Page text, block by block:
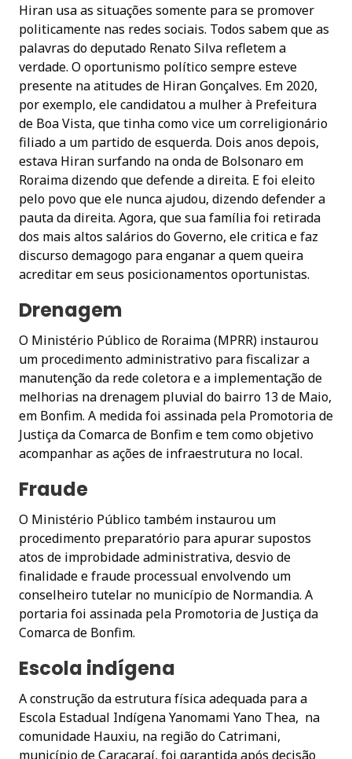
Hiran usa as situações somente para se promover
politicamente nas redes sociais. Todos sabem que as
palavras do deputado Renato Silva refletem a
verdade. O oportunismo político sempre esteve
presente na atitudes de Hiran Gonçalves. Em 2020,
por exemplo, ele candidatou a mulher à Prefeitura
de Boa Vista, que tinha como vice um correligionário
filiado a um partido de esquerda. Dois anos depois,
estava Hiran surfando na onda de Bolsonaro em
Roraima dizendo que defende a direita. E foi eleito
pelo povo que ele nunca ajudou, dizendo defender a
pauta da direita. Agora, que sua família foi retirada
dos mais altos salários do Governo, ele critica e faz
discurso demagogo para enganar a quem queira
acreditar em seus posicionamentos oportunistas.
Drenagem
O Ministério Público de Roraima (MPRR) instaurou
um procedimento administrativo para fiscalizar a
manutenção da rede coletora e a implementação de
melhorias na drenagem pluvial do bairro 13 de Maio,
em Bonfim. A medida foi assinada pela Promotoria de
Justiça da Comarca de Bonfim e tem como objetivo
acompanhar as ações de infraestrutura no local.
Fraude
O Ministério Público também instaurou um
procedimento preparatório para apurar supostos
atos de improbidade administrativa, desvio de
finalidade e fraude processual envolvendo um
conselheiro tutelar no município de Normandia. A
portaria foi assinada pela Promotoria de Justiça da
Comarca de Bonfim.
Escola indígena
A construção da estrutura física adequada para a
Escola Estadual Indígena Yanomami Yano Thea, na
comunidade Hauxiu, na região do Catrimani,
município de Caracaraí, foi garantida após decisão